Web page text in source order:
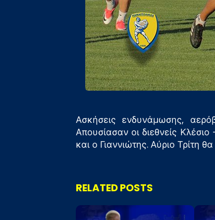
Ασκήσεις ενδυνάμωσης,
Απουσίασαν οι διεθνείς
και ο Γιαννιώτης. Αύριο Τρίτη
RELATED POSTS